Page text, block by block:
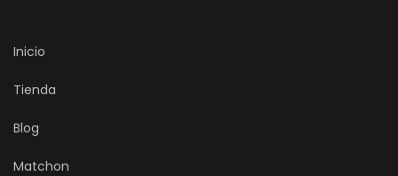
Inicio
Tienda
Blog
Matchon